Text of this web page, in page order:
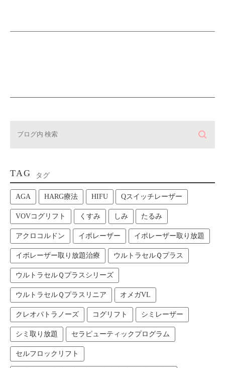
TAG タグ
AGA HARG療法 HIFU Qスイッチレーザー
VOVコグリフト くすみ しみ たるみ
アクロコルドン イボレーザー イボレーザー取り放題
イボレーザー取り放題治療 ウルトラセルＱプラス
ウルトラセルＱプラスシリーズ
ウルトラセルＱプラスリニア オメガVL
クレオパトラノーズ コグリフト シミレーザー
シミ取り放題 セラピューティックプログラム
セルフロックリフト